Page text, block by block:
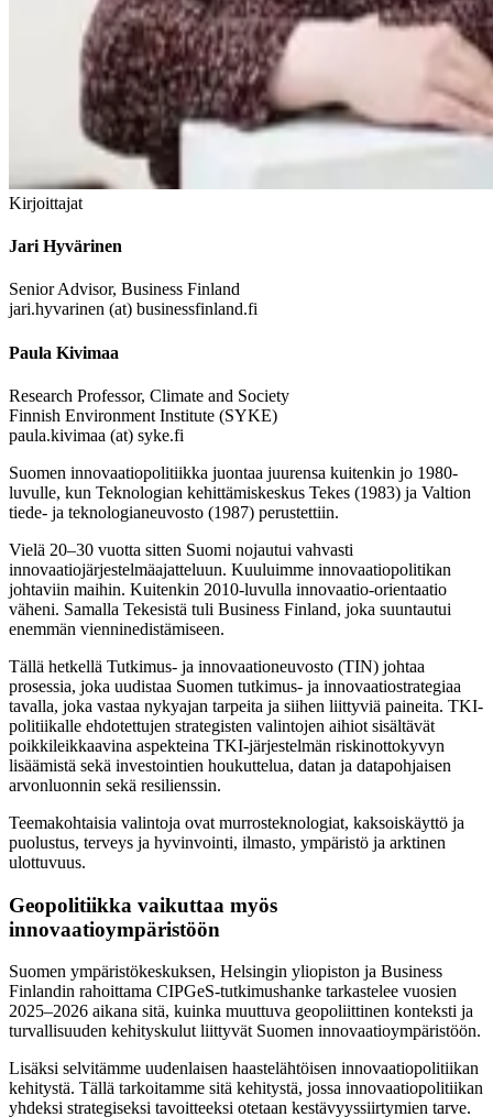
Kirjoittajat
Jari Hyvärinen
Senior Advisor, Business Finland
jari.hyvarinen (at) businessfinland.fi
Paula Kivimaa
Research Professor, Climate and Society
Finnish Environment Institute (SYKE)
paula.kivimaa (at) syke.fi
Suomen innovaatiopolitiikka juontaa juurensa kuitenkin jo 1980-
luvulle, kun Teknologian kehittämiskeskus Tekes (1983) ja Valtion
tiede- ja teknologianeuvosto (1987) perustettiin.
Vielä 20–30 vuotta sitten Suomi nojautui vahvasti
innovaatiojärjestelmäajatteluun. Kuuluimme innovaatiopolitikan
johtaviin maihin. Kuitenkin 2010-luvulla innovaatio-orientaatio
väheni. Samalla Tekesistä tuli Business Finland, joka suuntautui
enemmän vienninedistämiseen.
Tällä hetkellä Tutkimus- ja innovaationeuvosto (TIN) johtaa
prosessia, joka uudistaa Suomen tutkimus- ja innovaatiostrategiaa
tavalla, joka vastaa nykyajan tarpeita ja siihen liittyviä paineita. TKI-
politiikalle ehdotettujen strategisten valintojen aihiot sisältävät
poikkileikkaavina aspekteina TKI-järjestelmän riskinottokyvyn
lisäämistä sekä investointien houkuttelua, datan ja datapohjaisen
arvonluonnin sekä resilienssin.
Teemakohtaisia valintoja ovat murrosteknologiat, kaksoiskäyttö ja
puolustus, terveys ja hyvinvointi, ilmasto, ympäristö ja arktinen
ulottuvuus.
Geopolitiikka vaikuttaa myös
innovaatioympäristöön
Suomen ympäristökeskuksen, Helsingin yliopiston ja Business
Finlandin rahoittama CIPGeS-tutkimushanke tarkastelee vuosien
2025–2026 aikana sitä, kuinka muuttuva geopoliittinen konteksti ja
turvallisuuden kehityskulut liittyvät Suomen innovaatioympäristöön.
Lisäksi selvitämme uudenlaisen haastelähtöisen innovaatiopolitiikan
kehitystä. Tällä tarkoitamme sitä kehitystä, jossa innovaatiopolitiikan
yhdeksi strategiseksi tavoitteeksi otetaan kestävyyssiirtymien tarve.